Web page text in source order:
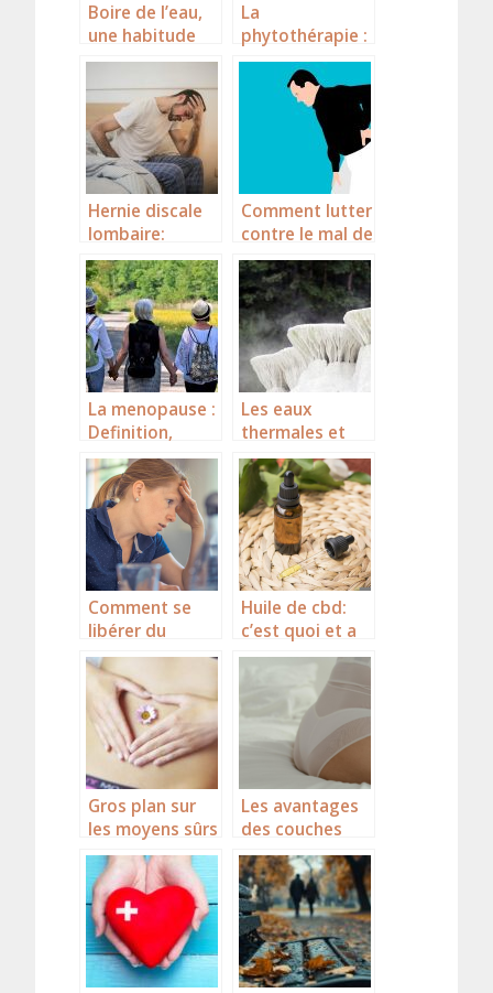
Boire de l’eau,
une habitude
saine à
privilégier
La
phytothérapie :
utiliser
correctement
les plantes
Hernie discale
lombaire:
impossible de
vivre avec,
quelles sont les
solutions?
Comment lutter
contre le mal de
dos ?
La menopause :
Definition,
symptomes et
traitements
Les eaux
thermales et
leurs bienfaits
sur la sante
Comment se
libérer du
stress
chronique ?
Huile de cbd:
c’est quoi et a
quoi ca sert?
Gros plan sur
les moyens sûrs
pour détoxifier
le foie
Les avantages
des couches
tena pour une
protection
urinaire
optimale